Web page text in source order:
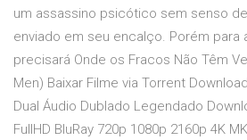
um assassino psicótico sem senso
enviado em seu encalço. Porém para
precisará Onde os Fracos Não Têm
Men) Baixar Filme via Torrent
Dual Áudio Dublado Legendado
FullHD BluRay 720p 1080p 2160p 4K